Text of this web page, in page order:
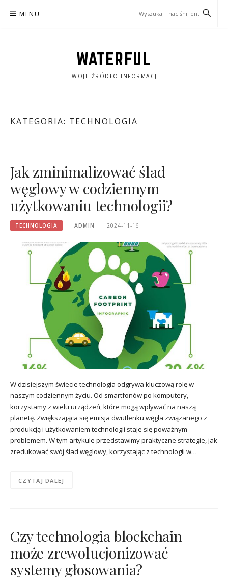
MENU
WATERFUL
TWOJE ŹRÓDŁO INFORMACJI
KATEGORIA: TECHNOLOGIA
Jak zminimalizować ślad
węglowy w codziennym
użytkowaniu technologii?
TECHNOLOGIA ADMIN 2024-11-16
W dzisiejszym świecie technologia odgrywa kluczową rolę w
naszym codziennym życiu. Od smartfonów po komputery,
korzystamy z wielu urządzeń, które mogą wpływać na naszą
planetę. Zwiększająca się emisja dwutlenku węgla związanego z
produkcją i użytkowaniem technologii staje się poważnym
problemem. W tym artykule przedstawimy praktyczne strategie, jak
zredukować swój ślad węglowy, korzystając z technologii w…
CZYTAJ DALEJ
Czy technologia blockchain
może zrewolucjonizować
systemy głosowania?